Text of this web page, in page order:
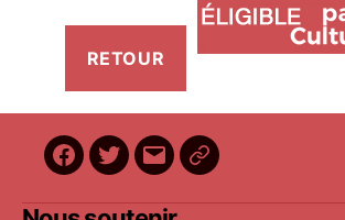
Facebook
Twitter
E-
mail
BilletReduc